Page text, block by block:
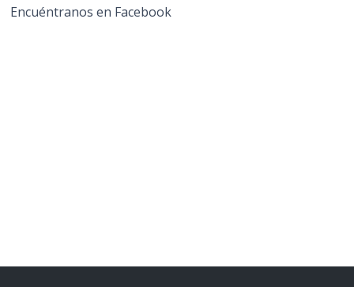
Encuéntranos en Facebook